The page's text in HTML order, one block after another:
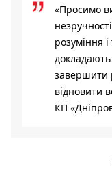
«Просимо
розуміння
завершити
відновити
КП